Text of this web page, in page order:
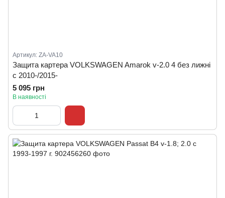
Артикул: ZA-VA10
Защита картера VOLKSWAGEN Amarok v-2.0 4 без лижні
c 2010-/2015-
5 095 грн
В наявності